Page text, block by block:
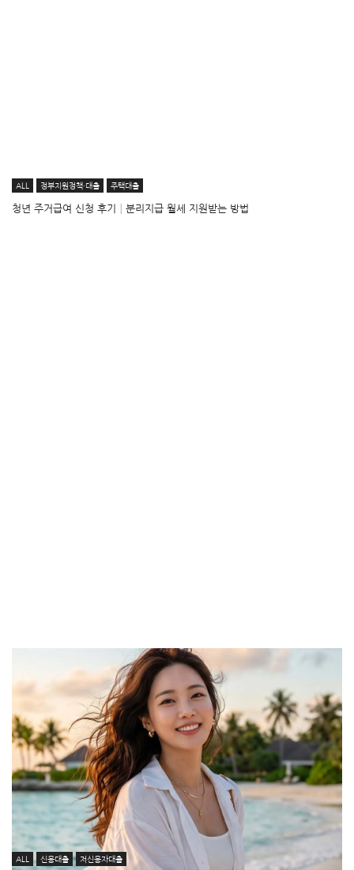
ALL 정부지원정책·대출 주택대출
청년 주거급여 신청 후기│분리지급 월세 지원받는 방법
ALL 신용대출 저신용자대출